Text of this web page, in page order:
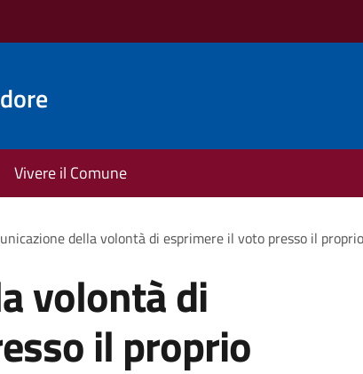
Vivere il Comune
della volontà di esprimere il voto presso il
volontà di
il proprio